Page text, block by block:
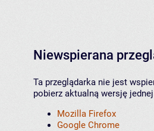
Niewspierana
Ta przeglądarka nie jest
pobierz aktualną wersję
Mozilla Firefox
Google Chrome